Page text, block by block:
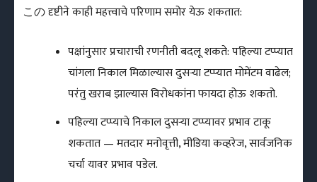
この दृष्टीने काही महत्त्वाचे परिणाम समोर येऊ शकतात:
पक्षांनुसार प्रचाराची रणनीती बदलू शकते: पहिल्या टप्प्यात
चांगला निकाल मिळाल्यास दुसऱ्या टप्प्यात मोमेंटम वाढेल;
परंतु खराब झाल्यास विरोधकांना फायदा होऊ शकतो.
पहिल्या टप्प्याचे निकाल दुसऱ्या टप्प्यावर प्रभाव टाकू
शकतात — मतदार मनोवृत्ती, मीडिया कव्हरेज, सार्वजनिक
चर्चा यावर प्रभाव पडेल.